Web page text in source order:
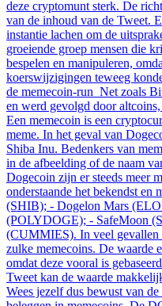
deze cryptomunt sterk. De
van de inhoud van de Tweet.
instantie lachen om de
groeiende groep mensen die
bespelen en manipuleren,
koerswijzigingen teweeg
de memecoin-run Net zoals
en werd gevolgd door
Een memecoin is een
meme. In het geval van
Shiba Inu. Bedenkers van
in de afbeelding of de naam
Dogecoin zijn er steeds meer
onderstaande het bekendst en
(SHIB); - Dogelon Mars
(POLYDOGE); - SafeMoon
(CUMMIES). In veel gevallen
zulke memecoins. De waarde
omdat deze vooral is
Tweet kan de waarde
Wees jezelf dus bewust van